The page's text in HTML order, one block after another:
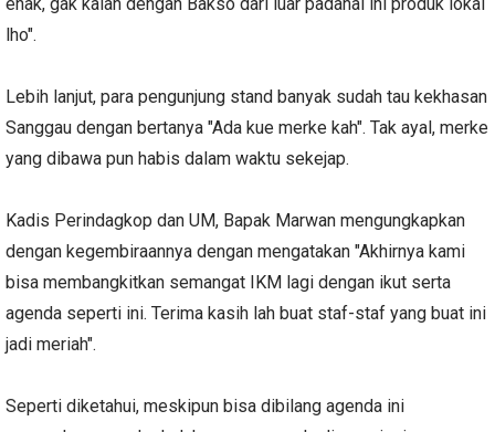
lho".
Lebih lanjut, para pengunjung stand banyak sudah tau kekhasan
Sanggau dengan bertanya "Ada kue merke kah". Tak ayal, merke
yang dibawa pun habis dalam waktu sekejap.
Kadis Perindagkop dan UM, Bapak Marwan mengungkapkan
dengan kegembiraannya dengan mengatakan "Akhirnya kami
bisa membangkitkan semangat IKM lagi dengan ikut serta
agenda seperti ini. Terima kasih lah buat staf-staf yang buat ini
jadi meriah".
Seperti diketahui, meskipun bisa dibilang agenda ini